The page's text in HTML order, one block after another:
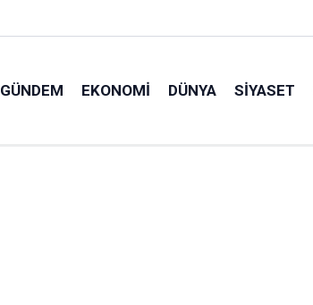
GÜNDEM EKONOMI DÜNYA SIYASET